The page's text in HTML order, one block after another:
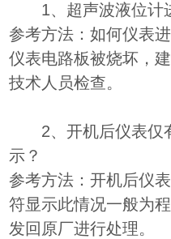
1、超声波液位计
参考方法：如何仪表
仪表电路板被烧坏，
技术人员检查。
2、开机后仪表仅
示？
参考方法：开机后仪
符显示此情况一般为
发回原厂进行处理。